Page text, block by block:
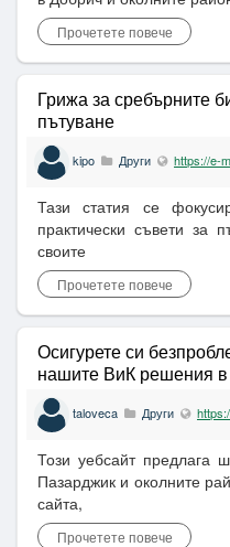
Прочетете повече
Грижа за сребърните
пътуване
kipo Други https://e-
Тази статия се
практически съвети за
своите
Прочетете повече
Осигурете си
нашите ВиК решения
taloveca Други
Този уебсайт предлага
Пазарджик и околните
сайта,
Прочетете повече